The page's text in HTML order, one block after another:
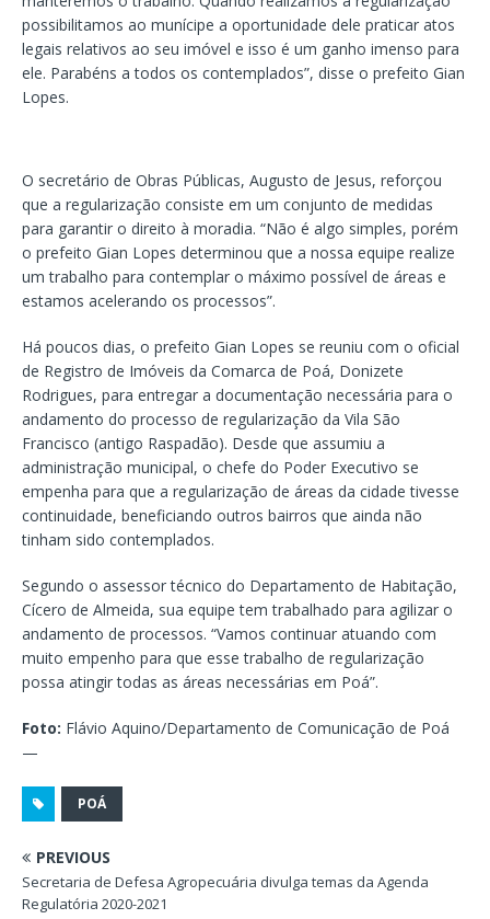
possibilitamos ao munícipe a oportunidade dele praticar atos
legais relativos ao seu imóvel e isso é um ganho imenso para
ele. Parabéns a todos os contemplados”, disse o prefeito Gian
Lopes.
O secretário de Obras Públicas, Augusto de Jesus, reforçou
que a regularização consiste em um conjunto de medidas
para garantir o direito à moradia. “Não é algo simples, porém
o prefeito Gian Lopes determinou que a nossa equipe realize
um trabalho para contemplar o máximo possível de áreas e
estamos acelerando os processos”.
Há poucos dias, o prefeito Gian Lopes se reuniu com o oficial
de Registro de Imóveis da Comarca de Poá, Donizete
Rodrigues, para entregar a documentação necessária para o
andamento do processo de regularização da Vila São
Francisco (antigo Raspadão). Desde que assumiu a
administração municipal, o chefe do Poder Executivo se
empenha para que a regularização de áreas da cidade tivesse
continuidade, beneficiando outros bairros que ainda não
tinham sido contemplados.
Segundo o assessor técnico do Departamento de Habitação,
Cícero de Almeida, sua equipe tem trabalhado para agilizar o
andamento de processos. “Vamos continuar atuando com
muito empenho para que esse trabalho de regularização
possa atingir todas as áreas necessárias em Poá”.
Foto: Flávio Aquino/Departamento de Comunicação de Poá
—
POÁ
PREVIOUS
Secretaria de Defesa Agropecuária divulga temas da Agenda
Regulatória 2020-2021